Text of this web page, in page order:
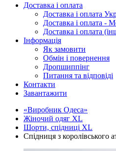
Доставка і оплата
Доставка і оплата
Доставка і оплата -
Доставка і оплата
Інформація
Як замовити
Обмін і повернення
Дропшиппінг
Питання та відповіді
Контакти
Завантажити
«Виробник Одеса»
Жіночий одяг XL
Шорти, спідниці XL
Спідниця з королівського